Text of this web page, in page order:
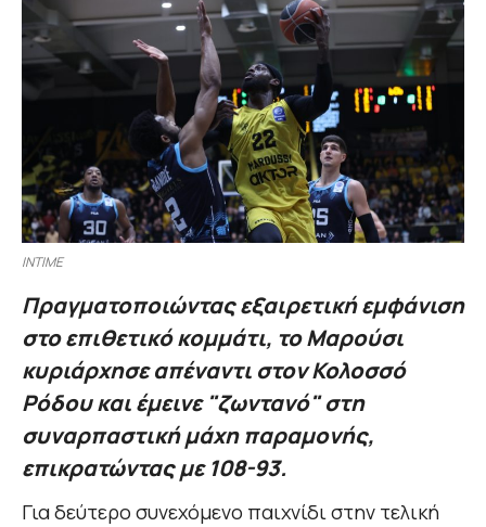
INTIME
Πραγματοπoιώντας εξαιρετική εμφάνιση
στο επιθετικό κομμάτι, το Μαρούσι
κυριάρχησε απέναντι στον Κολοσσό
Ρόδου και έμεινε "ζωντανό" στη
συναρπαστική μάχη παραμονής,
επικρατώντας με 108-93.
Για δεύτερο συνεχόμενο παιχνίδι στην τελική